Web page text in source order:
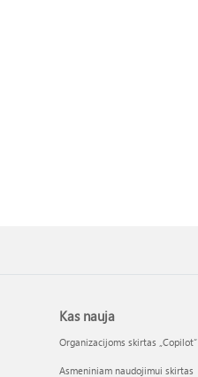
Kas nauja
Organizacijoms skirtas „Copilot“
Asmeniniam naudojimui skirtas